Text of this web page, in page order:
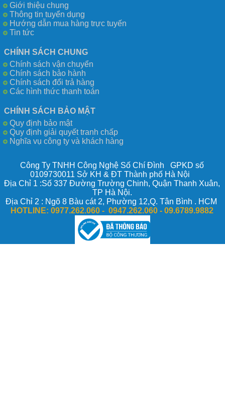
Giới thiệu chung
Thông tin tuyển dụng
Hướng dẫn mua hàng trực tuyến
Tin tức
CHÍNH SÁCH CHUNG
Chính sách vận chuyển
Chính sách bảo hành
Chính sách đổi trả hàng
Các hình thức thanh toán
CHÍNH SÁCH BẢO MẬT
Quy định bảo mật
Quy định giải quyết tranh chấp
Nghĩa vụ công ty và khách hàng
Công Ty TNHH Công Nghệ Số Chí Đình GPKD số
0109730011 Sở KH & ĐT Thành phố Hà Nội
Địa Chỉ 1 :Số 337 Đường Trường Chinh, Quận Thanh Xuân,
TP Hà Nội.
Địa Chỉ 2 : Ngõ 8 Bàu cát 2, Phường 12,Q. Tân Bình . HCM
HOTLINE: 0977.262.060 - 0947.262.060 -09.6789.9882